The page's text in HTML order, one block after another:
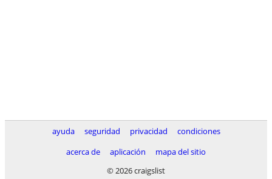
ayuda seguridad privacidad
condiciones
acerca de
aplicación
mapa del sitio
© 2026 craigslist